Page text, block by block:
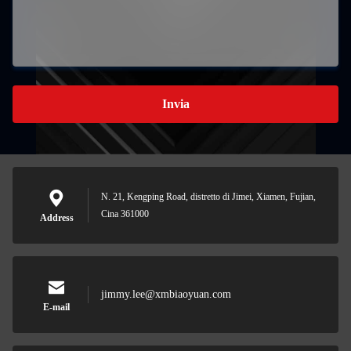
Invia
Address
N. 21, Kengping Road, distretto di Jimei, Xiamen, Fujian,
Cina 361000
E-mail
jimmy.lee@xmbiaoyuan.com